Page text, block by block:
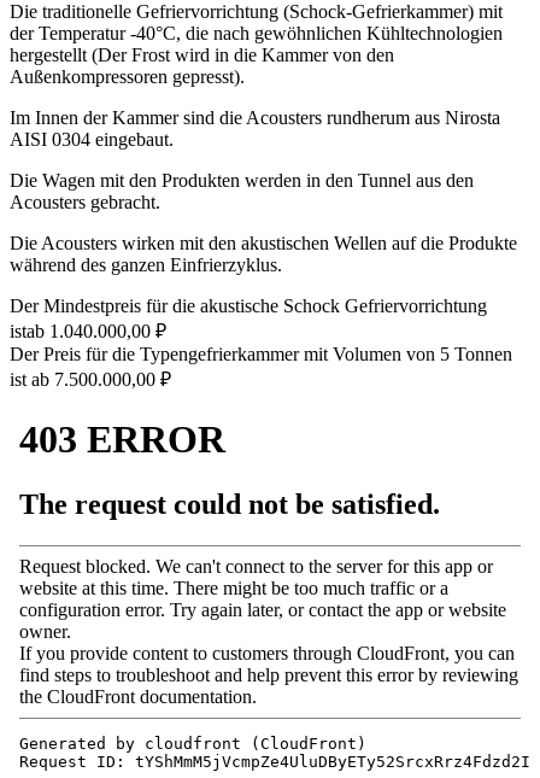
Die traditionelle Gefriervorrichtung (Schock-Gefrierkammer) mit
der Temperatur -40°С, die nach gewöhnlichen Kühltechnologien
hergestellt (Der Frost wird in die Kammer von den
Außenkompressoren gepresst).
Im Innen der Kammer sind die Acousters rundherum aus Nirosta
AISI 0304 eingebaut.
Die Wagen mit den Produkten werden in den Tunnel aus den
Acousters gebracht.
Die Acousters wirken mit den akustischen Wellen auf die Produkte
während des ganzen Einfrierzyklus.
Der Mindestpreis für die akustische Schock Gefriervorrichtung
istab 1.040.000,00 ₽
Der Preis für die Typengefrierkammer mit Volumen von 5 Tonnen
istab 7.500.000,00 ₽